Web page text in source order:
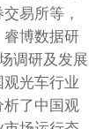
易所等，
睿博数据研
调研及发展
光车行业
析了中国观